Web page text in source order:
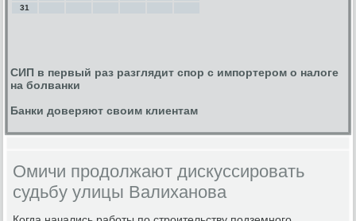
31
СИП в первый раз разглядит спор с импортером о налоге
на болванки
Банки доверяют своим клиентам
Омичи продолжают дискуссировать
судьбу улицы Валиханова